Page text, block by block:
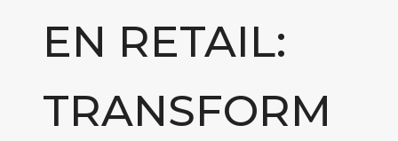
EN RETAIL:
TRANSFORM